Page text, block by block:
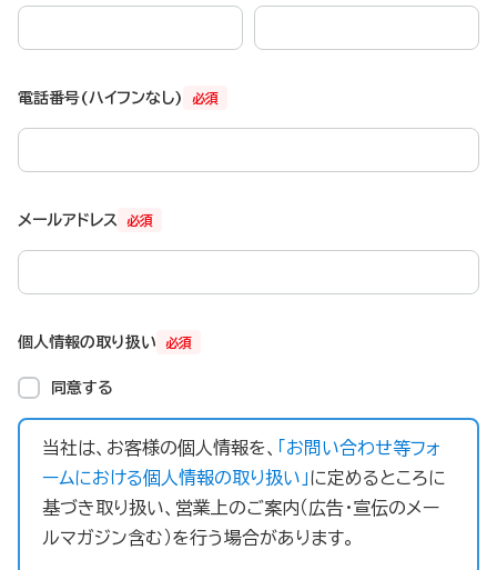
必須
電話番号(ハイフンなし)
必須
メールアドレス
必須
個人情報の取り扱い
同意する
当社は、お客様の個人情報を、
「お問い合わせ等フォ
ームにおける個人情報の取り扱い」に定めるところに
基づき取り扱い、営業上のご案内（広告・宣伝のメー
ルマガジン含む）を行う場合があります。